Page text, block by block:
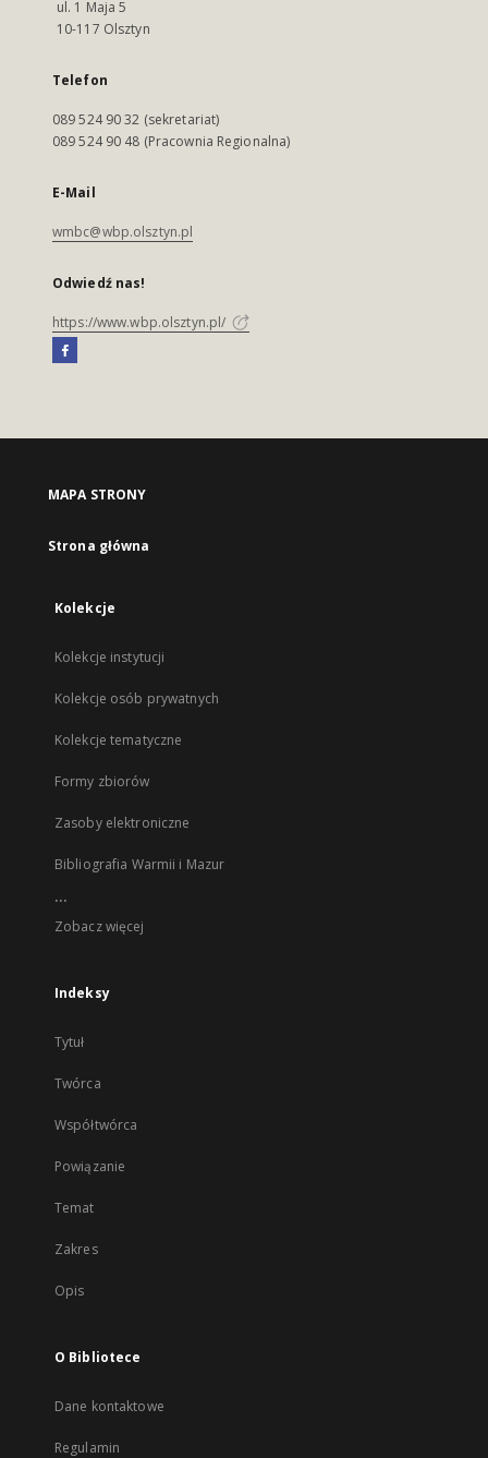
ul. 1 Maja 5
10-117 Olsztyn
Telefon
089 524 90 32 (sekretariat)
089 524 90 48 (Pracownia Regionalna)
E-Mail
wmbc@wbp.olsztyn.pl
Odwiedź nas!
https://www.wbp.olsztyn.pl/
MAPA STRONY
Strona główna
Kolekcje
Kolekcje instytucji
Kolekcje osób prywatnych
Kolekcje tematyczne
Formy zbiorów
Zasoby elektroniczne
Bibliografia Warmii i Mazur
...
Zobacz więcej
Indeksy
Tytuł
Twórca
Współtwórca
Powiązanie
Temat
Zakres
Opis
O Bibliotece
Dane kontaktowe
Regulamin